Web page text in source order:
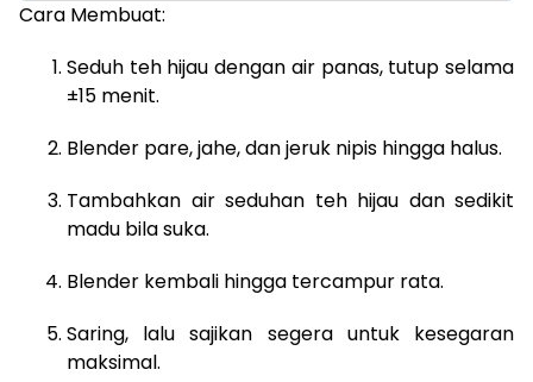
Cara Membuat:
Seduh teh hijau dengan air panas, tutup selama
±15 menit.
Blender pare, jahe, dan jeruk nipis hingga halus.
Tambahkan air seduhan teh hijau dan sedikit
madu bila suka.
Blender kembali hingga tercampur rata.
Saring, lalu sajikan segera untuk kesegaran
maksimal.